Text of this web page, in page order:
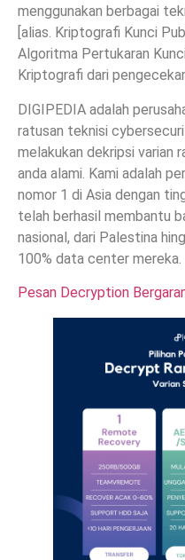
menggunakan berbagai
[alias. Kriptografi Kunci
Algoritma Pertukaran
Kriptografi dari
DIGIPEDIA adalah
ratusan teknisi
melakukan dekripsi varian
anda alami. Kami adalah
nomor 1 di Asia dengan
telah berhasil membantu
nasional, dari Palestina
100% data center mereka.
Pesan Decryption